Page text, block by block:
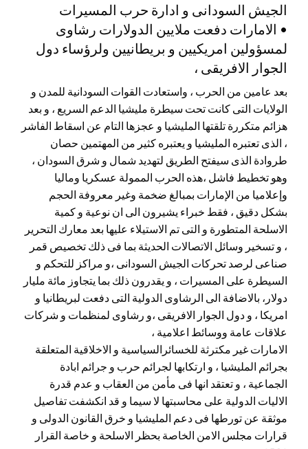
الجيش السودانى و ادارة حرب المسيرات
• الامارات دفعت ملايين الدولارات رشاوى
لمسؤولين امريكيين و بريطانيين ولرؤساء دول
الجوار الافريقى ،
بعد عامين من الحرب ، واستعادت القوات السودانية للمدن و
الولايات التى كانت تحت سيطرة مليشيا الدعم السريع ، و بعد
هزائم متكررة تلقتها المليشيا و عجزها التام عن اسقاط الفاشر
، الذى تعتبره المليشيا و يعتبره كثير من المهتمين حصان
طروادة الذى سيفتح الطريق لتهديد شمال و شرق السودان ،
وهو تخطيط فاشل ،هذه الحرب الممولة عسكريا وماليا
وإعلاميا من الإمارات بمبالغ ضخمة وغير معروفة الحجم
بشكل دقيق ، فقط خبراء يشيرون الى ان نوعية و كمية
الاسلحة المتطورة و التى تم الاستيلاء عليها بعد معارك التحرير
، و تسخير وسائل الاتصالات الحديثة بما فى ذلك تخصيص قمر
صناعى لرصد تحركات الجيش السودانى ،و مراكز للتحكم و
السيطرة على المسيرات ، و يقدرون ذلك بما يتجاوز مائة مليار
دولار، بالاضافة الى الرشاوى الدولية التى دفعت لبريطانيا و
امريكا ، و دول الجوار الافريقى ،و رشاوى لمنظمات و شركات
علاقات عامة ووسائط اعلامية ،
الامارات غير مكترثة للخسائرالسياسية و الاخلاقية المتعلقة
بجرائم المليشيا ، و ارتكابها لجرائم حرب و جرائم ابادة
الجماعية ، و تعتقد انها فى مأمن من العقاب و عدم قدرة
الاليات الدولية على محاسبتها لا سيما و قد انكشفت تفاصيل
موثقة عن تورطها فى دعم المليشيا و خرق القانون الدولى و
قرارات مجلس الامن الخاصة بحظر الاسلحة و خاصة القرار